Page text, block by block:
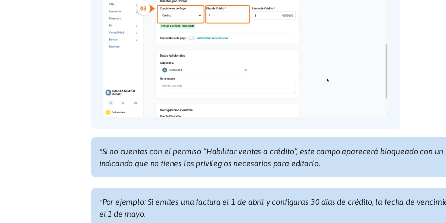
*Si no cuentas con el permiso “Habilitar ventas a crédito”, este campo aparecerá bloqueado con un
indicando que no tienes los privilegios necesarios para editarlo.
*Por ejemplo: Si emites una factura el 1 de abril y configuras 30 días de crédito, la fecha de
el 1 de mayo.